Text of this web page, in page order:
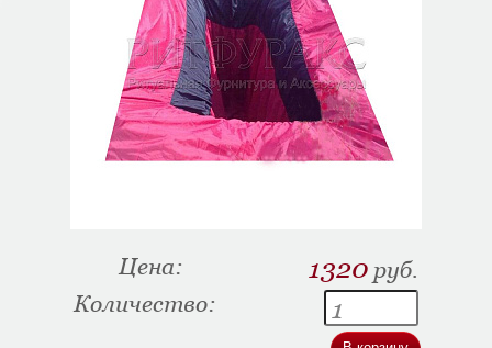
Цена: 1320 руб.
Количество: